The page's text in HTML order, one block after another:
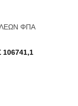
ΦΠΑ